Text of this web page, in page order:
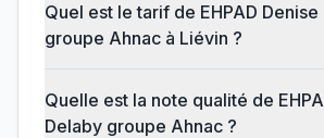
Quel est le tarif de EHPAD
groupe Ahnac à Liévin ?
Quelle est la note qualité de
Delaby groupe Ahnac ?